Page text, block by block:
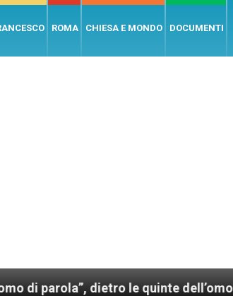
ROMA CHIESA E MONDO DOCUMENTI
le quinte dell’omonimo film di